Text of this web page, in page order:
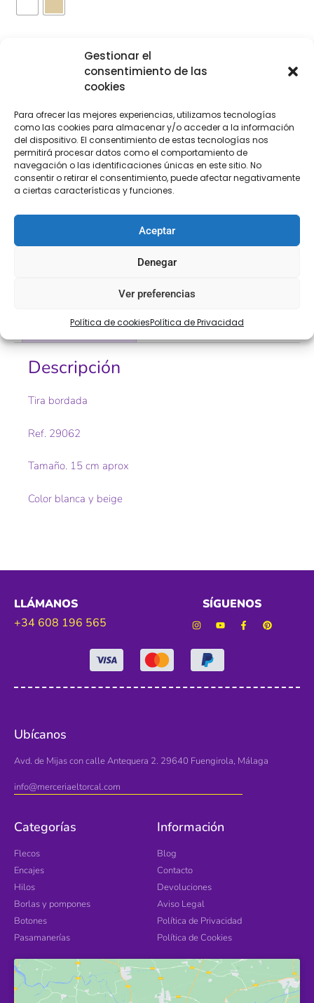
Gestionar el
consentimiento de las
cookies
Para ofrecer las mejores experiencias, utilizamos tecnologías
como las cookies para almacenar y/o acceder a la información
del dispositivo. El consentimiento de estas tecnologías nos
permitirá procesar datos como el comportamiento de
navegación o las identificaciones únicas en este sitio. No
consentir o retirar el consentimiento, puede afectar negativamente
a ciertas características y funciones.
Aceptar
Denegar
Ver preferencias
Política de cookiesPolítica de Privacidad
Añadir al carrito
[Las unidades seleccionadas son enMETROS]
Información adicional
Valoraciones (0)
Descripción
Tira bordada
Ref. 29062
Tamaño. 15 cm aprox
Color blanca y beige
LLÁMANOS
+34 608 196 565
SÍGUENOS
Ubícanos
Avd. de Mijas con calle Antequera 2. 29640 Fuengirola, Málaga
info@merceriaeltorcal.com
Categorías
Flecos
Encajes
Hilos
Borlas y pompones
Botones
Pasamanerías
Información
Blog
Contacto
Devoluciones
Aviso Legal
Política de Privacidad
Política de Cookies